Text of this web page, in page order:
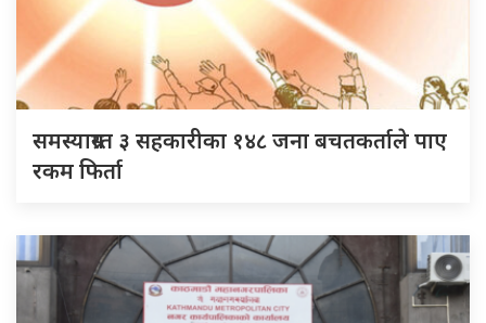
समस्याग्रस्त ३ सहकारीका १४८ जना बचतकर्ताले पाए
रकम फिर्ता